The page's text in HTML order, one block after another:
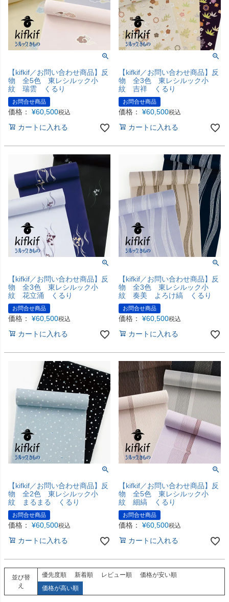
【kifkif／お問い合わせ商品】反
物 全5色 東レシルック小
紋 瑞雲 くるり
お問合せ商品
価格： ¥60,500税込
カートに入れる
【kifkif／お問い合わせ商品】反
物 全3色 東レシルック小
紋 吉祥 くるり
お問合せ商品
価格： ¥60,500税込
カートに入れる
【kifkif／お問い合わせ商品】反
物 全3色 東レシルック小
紋 花立涌 くるり
お問合せ商品
価格： ¥60,500税込
カートに入れる
【kifkif／お問い合わせ商品】反
物 全3色 東レシルック小
紋 奏美 よろけ縞 くるり
お問合せ商品
価格： ¥60,500税込
カートに入れる
【kifkif／お問い合わせ商品】反
物 全2色 東レシルック小
紋 まるまる くるり
お問合せ商品
価格： ¥60,500税込
カートに入れる
【kifkif／お問い合わせ商品】反
物 全5色 東レシルック小
紋 細縞 くるり
お問合せ商品
価格： ¥60,500税込
カートに入れる
並び替
え
優先度順 新着順 レビュー順
価格が安い順
価格が高い順